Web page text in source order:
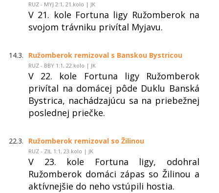
RUZ - MYJ 2:1, 21.kolo | JK
V 21. kole Fortuna ligy Ružomberok na
svojom trávniku privítal Myjavu.
14.3. Ružomberok remizoval s Banskou Bystricou
RUZ - BBY 1:1, 22.kolo | JK
V 22. kole Fortuna ligy Ružomberok
privítal na domácej pôde Duklu Banská
Bystrica, nachádzajúcu sa na priebežnej
poslednej priečke.
22.3. Ružomberok remizoval so Žilinou
RUZ - ZIL 1:1, 23.kolo | JK
V 23. kole Fortuna ligy, odohral
Ružomberok domáci zápas so Žilinou a
aktívnejšie do neho vstúpili hostia.